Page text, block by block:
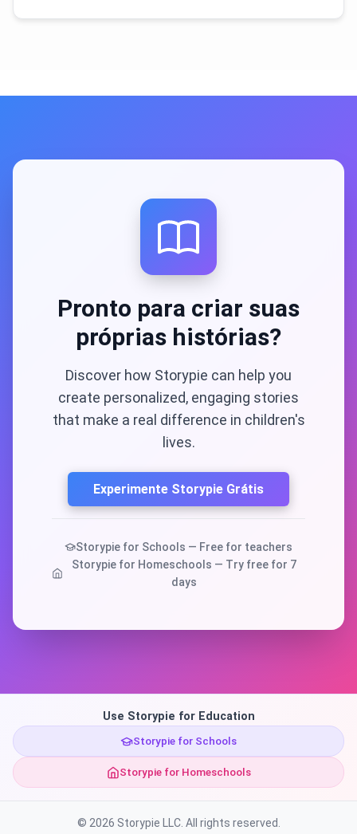
Pronto para criar suas
próprias histórias?
Discover how Storypie can help you
create personalized, engaging stories
that make a real difference in children's
lives.
Experimente Storypie Grátis
Storypie for Schools — Free for teachers
Storypie for Homeschools — Try free for 7
days
Use Storypie for Education
Storypie for Schools
Storypie for Homeschools
© 2026 Storypie LLC. All rights reserved.